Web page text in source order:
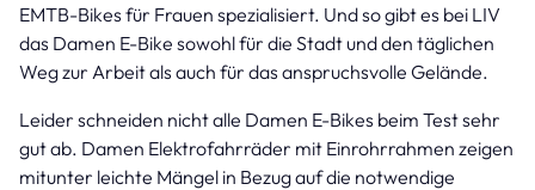
EMTB-Bikes für Frauen spezialisiert. Und so gibt es bei LIV
das Damen E-Bike sowohl für die Stadt und den täglichen
Weg zur Arbeit als auch für das anspruchsvolle Gelände.
Leider schneiden nicht alle Damen E-Bikes beim Test sehr
gut ab. Damen Elektrofahrräder mit Einrohrrahmen zeigen
mitunter leichte Mängel in Bezug auf die notwendige